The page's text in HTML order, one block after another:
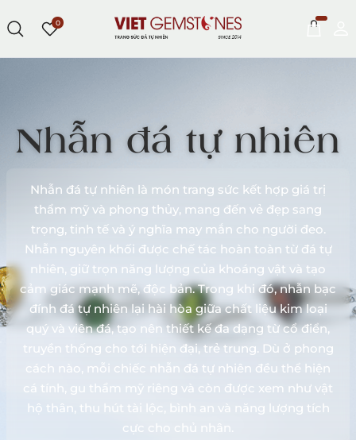
0
Nhẫn đá tự nhiên
Nhẫn đá tự nhiên là món trang sức kết hợp giá trị
thẩm mỹ và phong thủy, mang đến vẻ đẹp sang
trọng, tinh tế và ý nghĩa may mắn cho người đeo.
Nhẫn nguyên khối được chế tác hoàn toàn từ đá tự
nhiên, giữ trọn năng lượng của khoáng vật và tạo
cảm giác mạnh mẽ, độc bản. Trong khi đó, nhẫn bạc
đính đá tự nhiên lại hài hòa giữa chất liệu kim loại
quý và viên đá, tạo nên thiết kế đa dạng từ cổ điển,
truyền thống cho tới hiện đại, trẻ trung. Dù ở phong
cách nào, mỗi chiếc nhẫn đá tự nhiên đều thể hiện
cá tính, gu thẩm mỹ riêng và còn được xem như vật
hộ thân, thu hút tài lộc, bình an và năng lượng tích
cực cho chủ nhân.